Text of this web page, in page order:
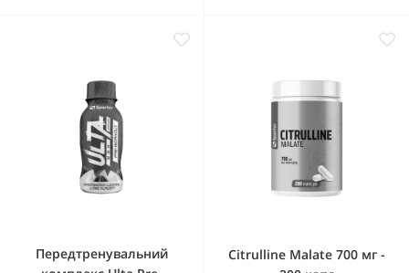
Передтренувальний
Citrulline Malate 700 мг -